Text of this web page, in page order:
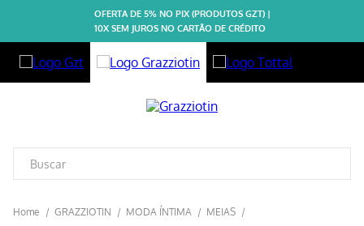
OFERTA DE 5% NO PIX (PRODUTOS GZT) |
10X SEM JUROS NO CARTÃO DE CRÉDITO
GRAZZIOTIN MODA ÍNTIMA
MEIAS